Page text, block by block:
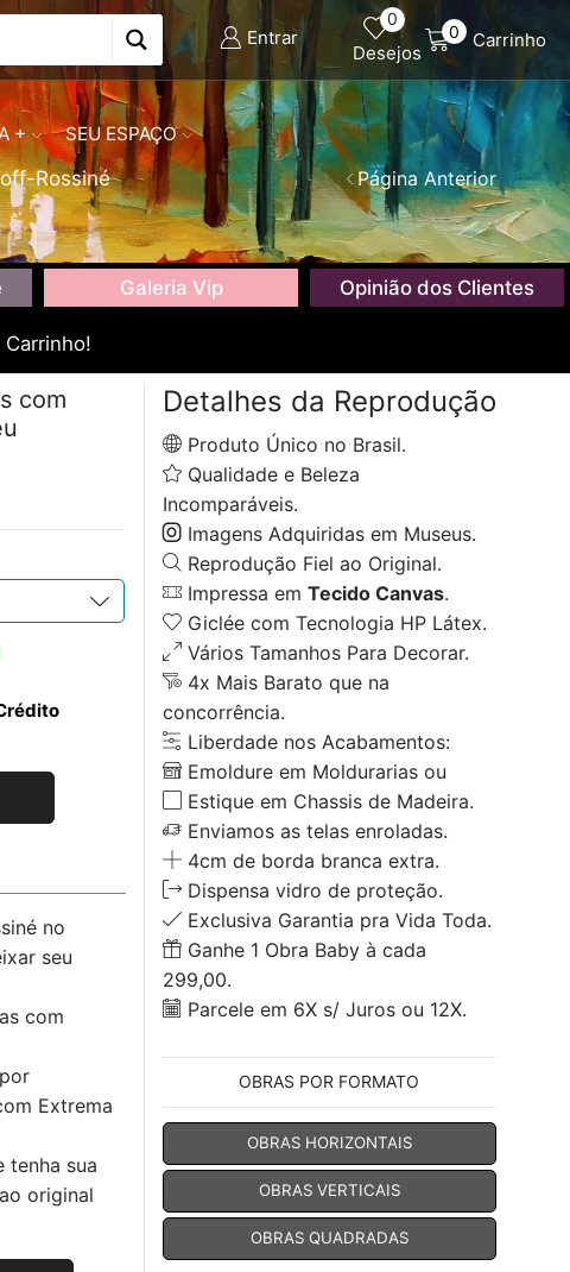
Entrar
0
Desejos
0 Carrinho
+ SEU ESPAÇO
Rossiné Página Anterior
Galeria Vip Opinião dos Clientes
com
no
seu
com
Extrema
tenha sua
original
Detalhes da Reprodução
Produto Único no Brasil.
Qualidade e Beleza
Incomparáveis.
Imagens Adquiridas em Museus.
Reprodução Fiel ao Original.
Impressa em Tecido Canvas.
Giclée com Tecnologia HP Látex.
Vários Tamanhos Para Decorar.
4x Mais Barato que na
concorrência.
Liberdade nos Acabamentos:
Emoldure em Moldurarias ou
Estique em Chassis de Madeira.
Enviamos as telas enroladas.
4cm de borda branca extra.
Dispensa vidro de proteção.
Exclusiva Garantia pra Vida Toda.
Ganhe 1 Obra Baby à cada
299,00.
Parcele em 6X s/ Juros ou 12X.
OBRAS POR FORMATO
OBRAS HORIZONTAIS
OBRAS VERTICAIS
OBRAS QUADRADAS